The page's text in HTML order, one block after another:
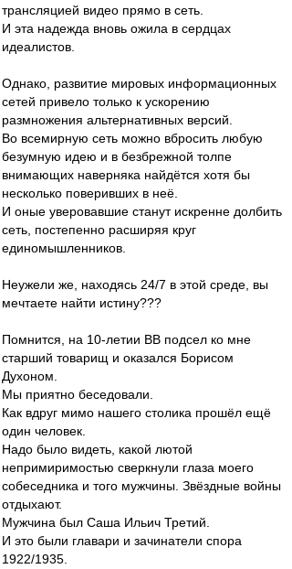
трансляцией видео прямо в сеть.
И эта надежда вновь ожила в сердцах
идеалистов.
Однако, развитие мировых информационных
сетей привело только к ускорению
размножения альтернативных версий.
Во всемирную сеть можно вбросить любую
безумную идею и в безбрежной толпе
внимающих наверняка найдётся хотя бы
несколько поверивших в неё.
И оные уверовавшие станут искренне долбить
сеть, постепенно расширяя круг
единомышленников.
Неужели же, находясь 24/7 в этой среде, вы
мечтаете найти истину???
Помнится, на 10-летии ВВ подсел ко мне
старший товарищ и оказался Борисом
Духоном.
Мы приятно беседовали.
Как вдруг мимо нашего столика прошёл ещё
один человек.
Надо было видеть, какой лютой
непримиримостью сверкнули глаза моего
собеседника и того мужчины. Звёздные войны
отдыхают.
Мужчина был Саша Ильич Третий.
И это были главари и зачинатели спора
1922/1935.